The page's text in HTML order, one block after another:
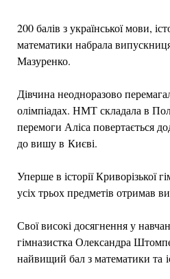
200 балів з української мови,
математики набрала
Мазуренко.
Дівчина неодноразово
олімпіадах. НМТ складала в
перемоги Аліса повертається
до вишу в Києві.
Уперше в історії Криворізької
усіх трьох предметів отримав
Свої високі досягнення у
гімназистка Олександра
найвищий бал з математики та